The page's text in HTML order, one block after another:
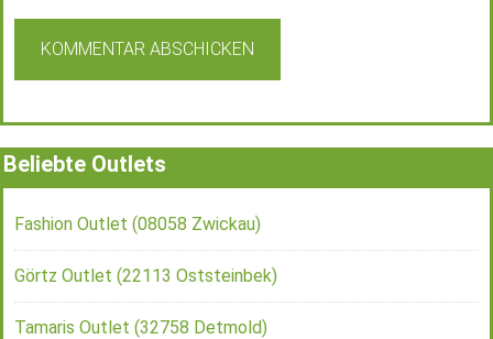
Beliebte Outlets
Fashion Outlet (08058 Zwickau)
Görtz Outlet (22113 Oststeinbek)
Tamaris Outlet (32758 Detmold)